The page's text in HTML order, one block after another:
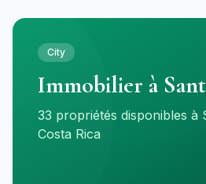
City
Immobilier à
33 propriétés disponibles à
Costa Rica